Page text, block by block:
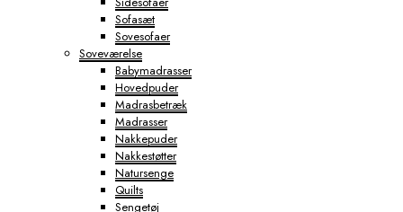
Sofasæt
Sovesofaer
Soveværelse
Babymadrasser
Hovedpuder
Madrasbetræk
Madrasser
Nakkepuder
Nakkestøtter
Natursenge
Quilts
Sengetøj